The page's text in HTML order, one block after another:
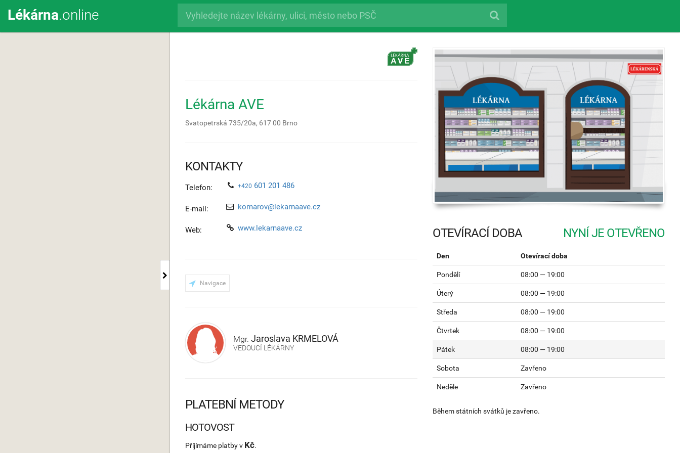
Lékárna.online
Lékárna AVE
Svatopetrská 735/20a, 617 00 Brno
KONTAKTY
Telefon: +420 601 201 486
E-mail: komarov@lekarnaave.cz
Web: www.lekarnaave.cz
Navigace
Mgr. Jaroslava KRMELOVÁ
VEDOUCÍ LÉKÁRNY
OTEVÍRACÍ DOBA
Den Otevírací doba
Pondělí 08:00 — 19:00
Úterý 08:00 — 19:00
Středa 08:00 — 19:00
Čtvrtek 08:00 — 19:00
Pátek 08:00 — 19:00
Sobota Zavřeno
Neděle Zavřeno
Během státních svátků je zavřeno.
PLATEBNÍ METODY
HOTOVOST
Příjímáme platby v Kč.